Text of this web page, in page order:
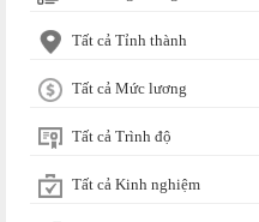
Tất cả Tỉnh thành
Tất cả Mức lương
Tất cả Trình độ
Tất cả Kinh nghiệm